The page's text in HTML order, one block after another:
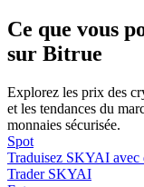
Guide
Guide de
Ce que vous
sur Bitrue
Explorez les prix des
et les tendances du
monnaies sécurisée.
Spot
Traduisez SKYAI avec
Trader SKYAI